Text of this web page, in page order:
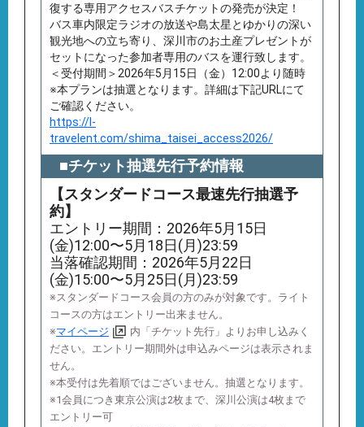
復する専用アクセスバスチケットの発売が決定！
バス車内限定ラジオの放送や島太星とゆかりの深い
観光地への立ち寄り、深川市のお土産プレゼントが
セットになった参加者専用のバスを運行致します。
＜受付期間＞2026年5月15日（金）12:00より随時
※本プランは抽選となります。詳細は下記URLにて
ご確認ください。
https://l-
travelent.com/shima_taisei_access2026/
■チケット抽選先行予約情報
【スタンダードコース最速先行抽選予
約】
エントリー期間：2026年5月15日
(金)12:00〜5月18日(月)23:59
当落確認期間：2026年5月22日
(金)15:00〜5月25日(月)23:59
※スタンダードコース会員の方のみが対象です。ライト
コースの方はエントリー出来ません。
※マイページ
内「チケット先行」よりお申し込みく
ださい。エントリー期間外は申込みページは表示されま
せん。
※本受付は先着順ではございません。抽選となります。
※1会員につき東京公演は2枚まで、深川公演は4枚まで
エントリー可